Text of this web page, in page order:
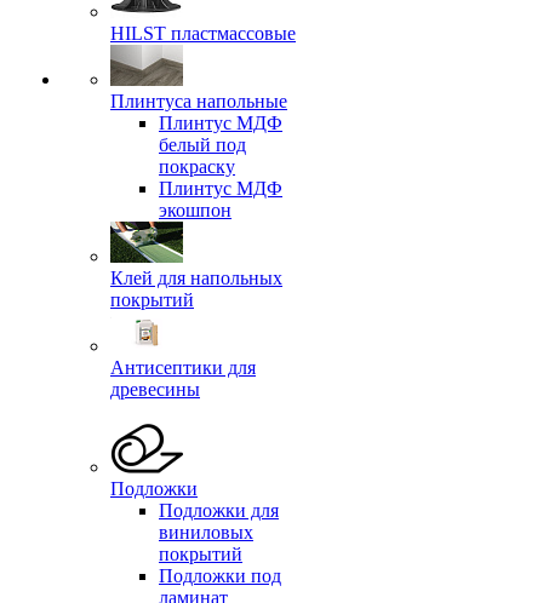
HILST пластмассовые
Плинтуса напольные
Плинтус МДФ
белый под
покраску
Плинтус МДФ
экошпон
Клей для напольных
покрытий
Антисептики для
древесины
Подложки
Подложки для
виниловых
покрытий
Подложки под
ламинат